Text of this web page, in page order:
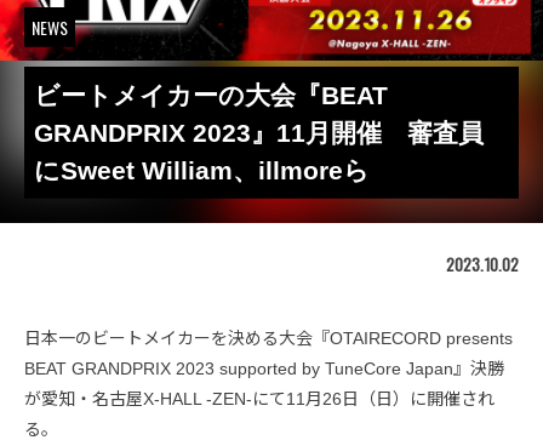
NEWS
ビートメイカーの大会『BEAT
GRANDPRIX 2023』11月開催 審査員
にSweet William、illmoreら
2023.10.02
日本一のビートメイカーを決める大会『OTAIRECORD presents
BEAT GRANDPRIX 2023 supported by TuneCore Japan』決勝
が愛知・名古屋X-HALL -ZEN-にて11月26日（日）に開催され
る。